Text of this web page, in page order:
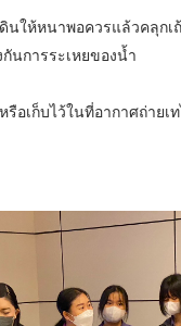
นให้หนาพอควรแล้วคลุกเ
นการระเหยของน้ำ
อเก็บไว้ในที่อากาศถ่ายเ